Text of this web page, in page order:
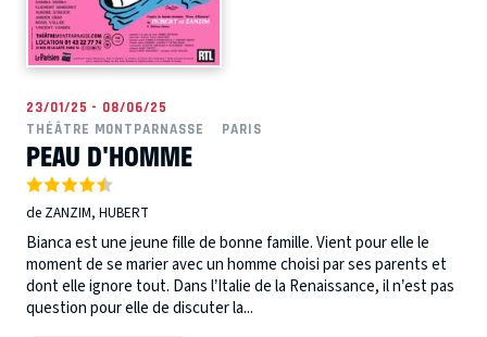
23/01/25 - 08/06/25
THÉÂTRE MONTPARNASSE
PARIS
PEAU D'HOMME
de ZANZIM, HUBERT
Bianca est une jeune fille de bonne famille. Vient pour elle le
moment de se marier avec un homme choisi par ses parents et
dont elle ignore tout. Dans l’Italie de la Renaissance, il n’est pas
question pour elle de discuter la...